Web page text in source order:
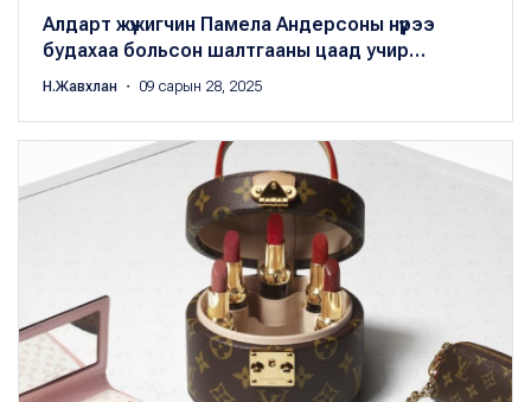
Алдарт жүжигчин Памела Андерсоны нүүрээ
будахаа больсон шалтгааны цаад учир…
Н.Жавхлан ・ 09 сарын 28, 2025